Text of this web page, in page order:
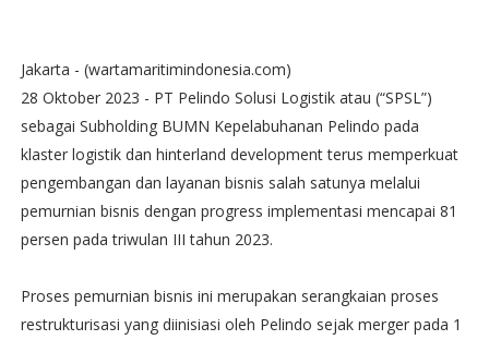
Jakarta - (wartamaritimindonesia.com)
28 Oktober 2023 - PT Pelindo Solusi Logistik atau (“SPSL”)
sebagai Subholding BUMN Kepelabuhanan Pelindo pada
klaster logistik dan hinterland development terus memperkuat
pengembangan dan layanan bisnis salah satunya melalui
pemurnian bisnis dengan progress implementasi mencapai 81
persen pada triwulan III tahun 2023.
Proses pemurnian bisnis ini merupakan serangkaian proses
restrukturisasi yang diinisiasi oleh Pelindo sejak merger pada 1